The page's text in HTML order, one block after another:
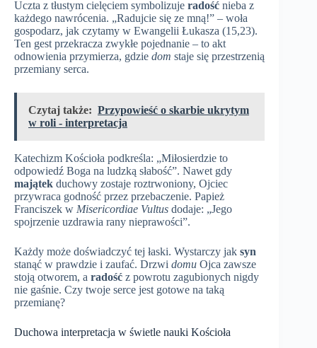
Uczta z tłustym cielęciem symbolizuje radość nieba z
każdego nawrócenia. „Radujcie się ze mną!” – woła
gospodarz, jak czytamy w Ewangelii Łukasza (15,23).
Ten gest przekracza zwykłe pojednanie – to akt
odnowienia przymierza, gdzie dom staje się przestrzenią
przemiany serca.
Czytaj także: Przypowieść o skarbie ukrytym
w roli - interpretacja
Katechizm Kościoła podkreśla: „Miłosierdzie to
odpowiedź Boga na ludzką słabość”. Nawet gdy
majątek duchowy zostaje roztrwoniony, Ojciec
przywraca godność przez przebaczenie. Papież
Franciszek w Misericordiae Vultus dodaje: „Jego
spojrzenie uzdrawia rany nieprawości”.
Każdy może doświadczyć tej łaski. Wystarczy jak syn
stanąć w prawdzie i zaufać. Drzwi domu Ojca zawsze
stoją otworem, a radość z powrotu zagubionych nigdy
nie gaśnie. Czy twoje serce jest gotowe na taką
przemianę?
Duchowa interpretacja w świetle nauki Kościoła